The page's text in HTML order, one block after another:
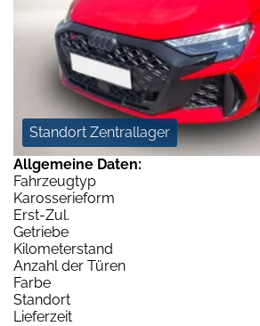
Standort Zentrallager
Allgemeine Daten:
Fahrzeugtyp
Karosserieform
Erst-Zul.
Getriebe
Kilometerstand
Anzahl der Türen
Farbe
Standort
Lieferzeit